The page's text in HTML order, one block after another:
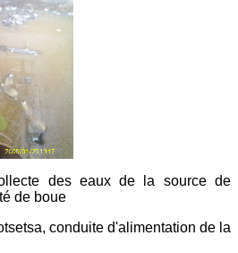
des eaux de la source de
de boue
conduite d'alimentation de la